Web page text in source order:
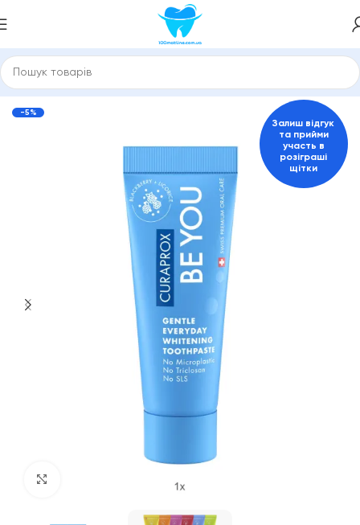
пасти та засоби для гігієни порожнини рота Curaprox
-5%
Залиш відгук
та прийми
участь в
розіграші
щітки